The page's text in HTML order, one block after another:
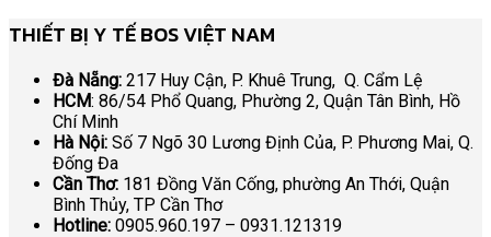
THIẾT BỊ Y TẾ BOS VIỆT NAM
Đà Nẵng: 217 Huy Cận, P. Khuê Trung, Q. Cẩm Lệ
HCM: 86/54 Phổ Quang, Phường 2, Quận Tân Bình, Hồ
Chí Minh
Hà Nội: Số 7 Ngõ 30 Lương Định Của, P. Phương Mai, Q.
Đống Đa
Cần Thơ: 181 Đồng Văn Cống, phường An Thới, Quận
Bình Thủy, TP Cần Thơ
Hotline: 0905.960.197 – 0931.121319